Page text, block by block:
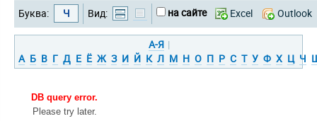
Буква: Ч Вид: на сайте Excel Outlook
А-Я |
А Б В Г Д Е Ё Ж З И Й К Л М Н О П Р С Т У Ф Х Ц Ч
DB query error.
Please try later.